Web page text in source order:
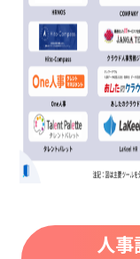
人事